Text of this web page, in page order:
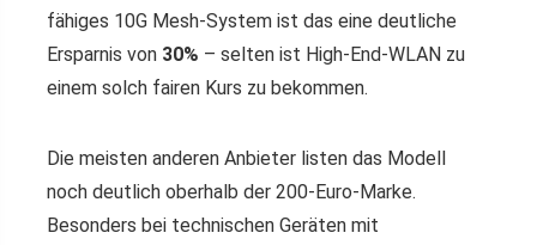
fähiges 10G Mesh-System ist das eine deutliche
Ersparnis von 30% – selten ist High-End-WLAN zu
einem solch fairen Kurs zu bekommen.
Die meisten anderen Anbieter listen das Modell
noch deutlich oberhalb der 200-Euro-Marke.
Besonders bei technischen Geräten mit